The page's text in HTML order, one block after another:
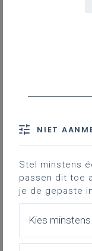
Hieronder
volledig
leerplan in
is geldig
graad vanaf
NIET
Stel minstens
passen dit toe
je de gepaste
Kies